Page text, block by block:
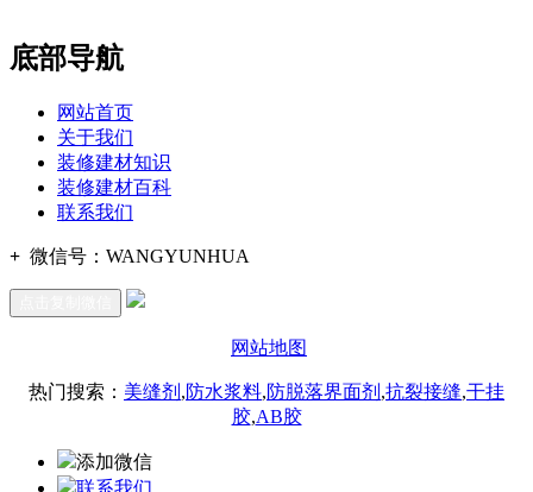
底部导航
网站首页
关于我们
装修建材知识
装修建材百科
联系我们
+ 微信号： WANGYUNHUA
网站地图
热门搜索： 美缝剂 ,防水浆料,防脱落界面剂 ,抗裂接缝,干挂
胶,AB胶
添加微信
联系我们